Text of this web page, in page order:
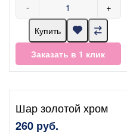
- +
Купить
Заказать в 1 клик
Шар золотой хром
260 руб.